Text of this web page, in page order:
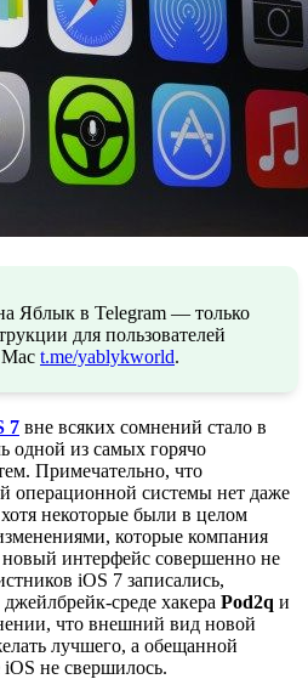
Яблык в Telegram — только
для пользователей
t.me/yablykworld.
7 вне всяких сомнений стало в
одной из самых горячо
Примечательно, что
операционной системы нет даже
некоторые были в целом
которые компания
интерфейс совершенно не
iOS 7 записались,
среде хакера Pod2q и
что внешний вид новой
лучшего, а обещанной
не свершилось.